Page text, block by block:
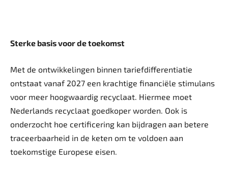
Sterke basis voor de toekomst
Met de ontwikkelingen binnen tariefdifferentiatie
ontstaat vanaf 2027 een krachtige financiële stimulans
voor meer hoogwaardig recyclaat. Hiermee moet
Nederlands recyclaat goedkoper worden. Ook is
onderzocht hoe certificering kan bijdragen aan betere
traceerbaarheid in de keten om te voldoen aan
toekomstige Europese eisen.